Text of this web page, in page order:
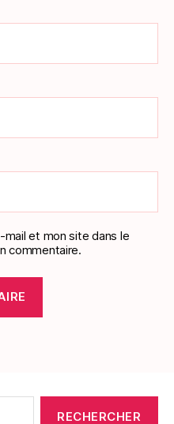
et mon site dans le
commentaire.